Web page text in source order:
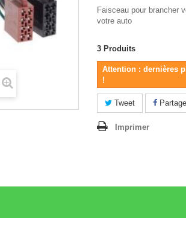
Faisceau pour brancher
votre auto
3 Produits
Attention : dernières
!
Tweet
Imprimer